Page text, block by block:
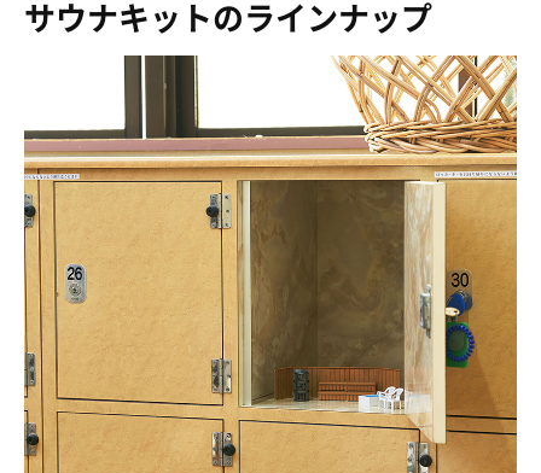
サウナキットのラインナップ